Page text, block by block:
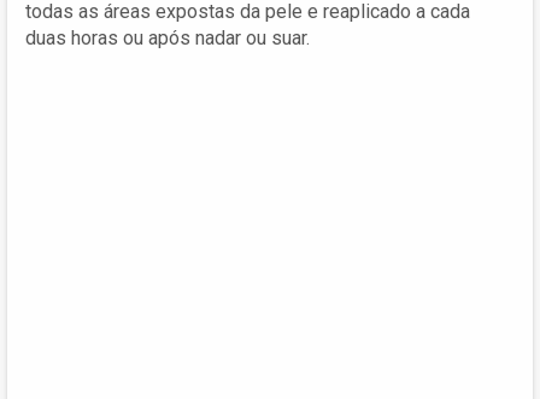
todas as áreas expostas da pele e reaplicado a cada
duas horas ou após nadar ou suar.